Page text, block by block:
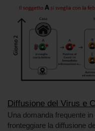
Diffusione del Virus e
Una domanda frequente
fronteggiare la diffusione